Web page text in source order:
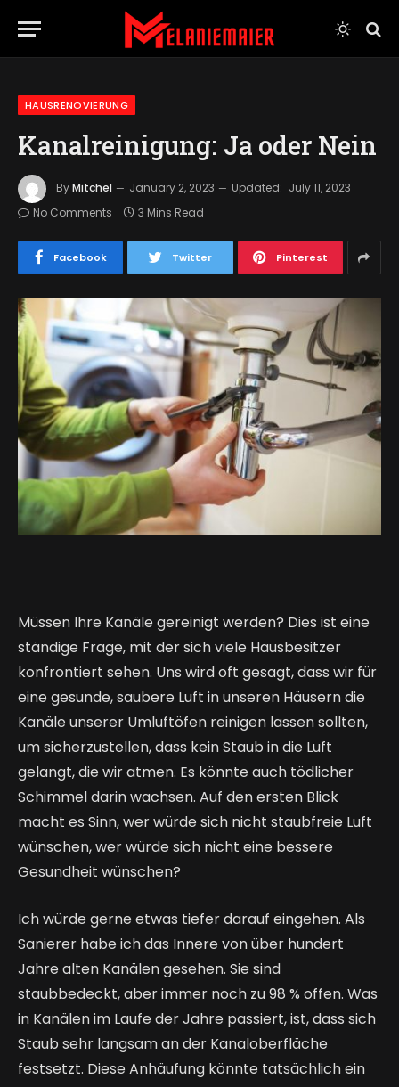
HAUSRENOVIERUNG
Kanalreinigung: Ja oder Nein
ByMitchel January 2, 2023 Updated: July 11, 2023
No Comments
3 Mins Read
Facebook Twitter Pinterest
Müssen Ihre Kanäle gereinigt werden? Dies ist eine
ständige Frage, mit der sich viele Hausbesitzer
konfrontiert sehen. Uns wird oft gesagt, dass wir für
eine gesunde, saubere Luft in unseren Häusern die
Kanäle unserer Umluftöfen reinigen lassen sollten,
um sicherzustellen, dass kein Staub in die Luft
gelangt, die wir atmen. Es könnte auch tödlicher
Schimmel darin wachsen. Auf den ersten Blick
macht es Sinn, wer würde sich nicht staubfreie Luft
wünschen, wer würde sich nicht eine bessere
Gesundheit wünschen?
Ich würde gerne etwas tiefer darauf eingehen. Als
Sanierer habe ich das Innere von über hundert
Jahre alten Kanälen gesehen. Sie sind
staubbedeckt, aber immer noch zu 98 % offen. Was
in Kanälen im Laufe der Jahre passiert, ist, dass sich
Staub sehr langsam an der Kanaloberfläche
festsetzt. Diese Anhäufung könnte tatsächlich ein